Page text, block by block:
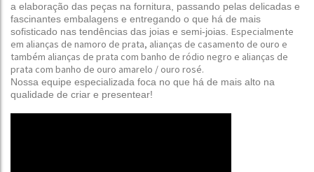
a elaboração das peças na fornitura, passando pelas delicadas e
fascinantes embalagens e entregando o que há de mais
sofisticado nas tendências das joias e semi-joias. Especialmente
em alianças de namoro de prata, alianças de casamento de ouro e
também alianças de prata com banho de ródio negro e alianças de
prata com banho de ouro amarelo / ouro rosé.
Nossa equipe especializada foca no que há de mais alto na
qualidade de criar e presentear!